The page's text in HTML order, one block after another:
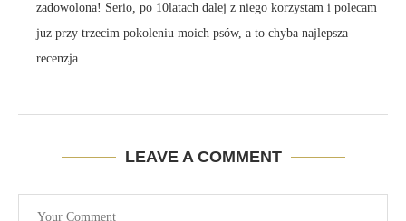
zadowolona! Serio, po 10latach dalej z niego korzystam i polecam
juz przy trzecim pokoleniu moich psów, a to chyba najlepsza
recenzja.
LEAVE A COMMENT